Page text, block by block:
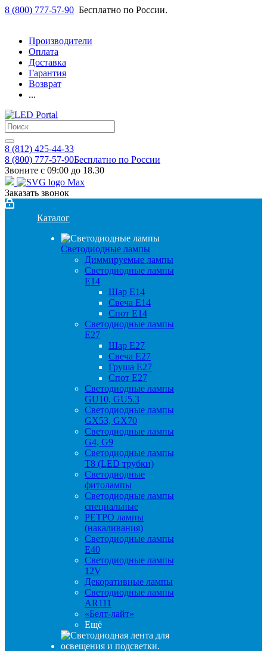
8 (800) 777-57-90 Бесплатно по России.
Производители
Оплата
Доставка
Гарантия
Возврат
...
8 (812) 425-44-33
8 (800) 777-57-90Бесплатно по России
Звоните с 09:00 до 18.30
Заказать звонок
Каталог
Светодиодные лампы
Диммируемые лампы
Светодиодные лампы
Е14
Шар Е14
Свеча Е14
Спот Е14
Светодиодные лампы
Е27
Шар Е27
Свеча Е27
Груша Е27
Спот Е27
Светодиодные лампы
GU10, GU5.3
Светодиодные лампы
GX53, GX70
Светодиодные лампы
G4, G9
Светодиодные лампы
Т8 (LED трубки)
Светодиодные
фитолампы
Светодиодные лампы
специальные
РЕТРО лампы
(накаливания)
Светодиодные лампы
E40
Светодиодные лампы
12V
Декоративные лампы
Светодиодные лампы
AR111
«Белт-лайт»
Ещё